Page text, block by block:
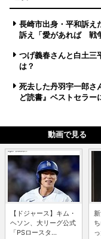
長崎市出身・平和訴
訴え「愛があれば 戦
つげ義春さんと白土
は？
死去した丹羽宇一郎
ど読書』ベストセラー
動画で見る
【ドジャース】キム・
ヘソン、大リーグ公式
「PSロースタ...